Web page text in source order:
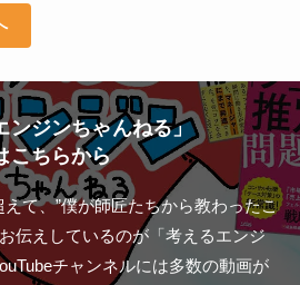
ンジンちゃんねる」
こちらから
て、”僕が師匠たちから教わったこ
伝えしているのが「考えるエンジ
チャンネルには多数の動画が